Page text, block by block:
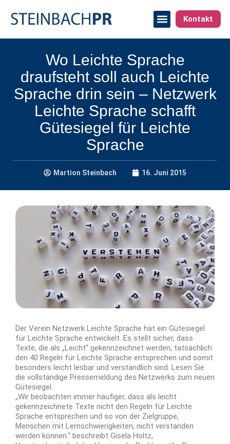
Kontakt
Wo Leichte Sprache
draufsteht soll auch Leichte
Sprache drin sein – Netzwerk
Leichte Sprache schafft
Gütesiegel für Leichte
Sprache
Martion Steinbach 16. Juni 2015
Der Verein Netzwerk Leichte Sprache hat ein Gütesiegel
für Leichte Sprache entwickelt. Es stellt sicher, dass
Texte, die als „Leicht“ gekennzeichnet werden, tatsächlich
den 40 Regeln für Leichte Sprache entsprechen und somit
besonders leicht lesbar und verständlich sind. Lesen Sie
die vollständige Pressemeldung des Netzwerks zum neuen
Gütesiegel.
„Wir beobachten immer häufiger, dass als leicht
gekennzeichnete Texte nicht den Regeln für Leichte
Sprache entsprechen und so von der Zielgruppe,
Menschen mit Lernschwierigkeiten, nicht verstanden
werden können.“ beschreibt Gisela Holtz,